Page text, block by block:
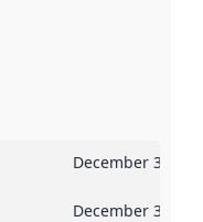
December 31,
December 30,